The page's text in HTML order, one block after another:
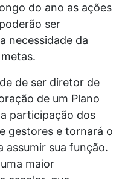
do ano as ações
ser
necessidade da
de ser diretor de
de um Plano
participação dos
gestores e tornará o
assumir sua função.
maior